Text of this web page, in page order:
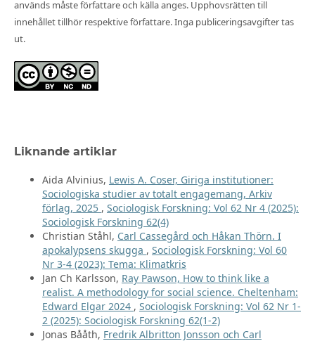
används måste författare och källa anges. Upphovsrätten till
innehållet tillhör respektive författare. Inga publiceringsavgifter tas
ut.
Liknande artiklar
Aida Alvinius, Lewis A. Coser, Giriga institutioner:
Sociologiska studier av totalt engagemang, Arkiv
förlag, 2025 , Sociologisk Forskning: Vol 62 Nr 4 (2025):
Sociologisk Forskning 62(4)
Christian Ståhl, Carl Cassegård och Håkan Thörn. I
apokalypsens skugga , Sociologisk Forskning: Vol 60
Nr 3-4 (2023): Tema: Klimatkris
Jan Ch Karlsson, Ray Pawson, How to think like a
realist. A methodology for social science. Cheltenham:
Edward Elgar 2024 , Sociologisk Forskning: Vol 62 Nr 1-
2 (2025): Sociologisk Forskning 62(1-2)
Jonas Bååth, Fredrik Albritton Jonsson och Carl